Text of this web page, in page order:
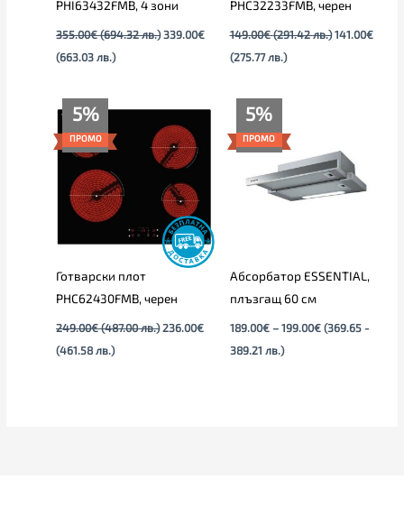
PHI63432FMB, 4 зони
355.00€ (694.32 лв.) 339.00€
(663.03 лв.)
PHC32233FMB, черен
149.00€ (291.42 лв.) 141.00€
(275.77 лв.)
5%
ПРОМО
Готварски плот
PHC62430FMB, черен
249.00€ (487.00 лв.)
was:
249.00€
(487.00
236.00€
(461.58 лв.)
е:
236.00€
лв.).
5%
ПРОМО
Абсорбатор ESSENTIAL,
плъзгащ 60 см
189.00€ – 199.00€
through
199.00€
(369.65 -
389.21 лв.)